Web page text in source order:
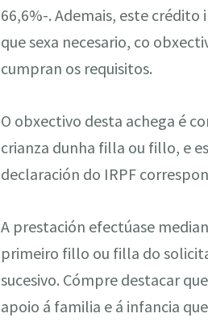
66,6%-. Ademais, este
que sexa necesario, co
cumpran os requisitos.
O obxectivo desta achega é
crianza dunha filla ou fillo, e
declaración do IRPF
A prestación efectúase
primeiro fillo ou filla do
sucesivo. Cómpre destacar
apoio á familia e á infancia